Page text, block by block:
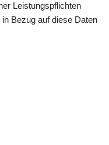
Leistungspflichten
Bezug auf diese Daten